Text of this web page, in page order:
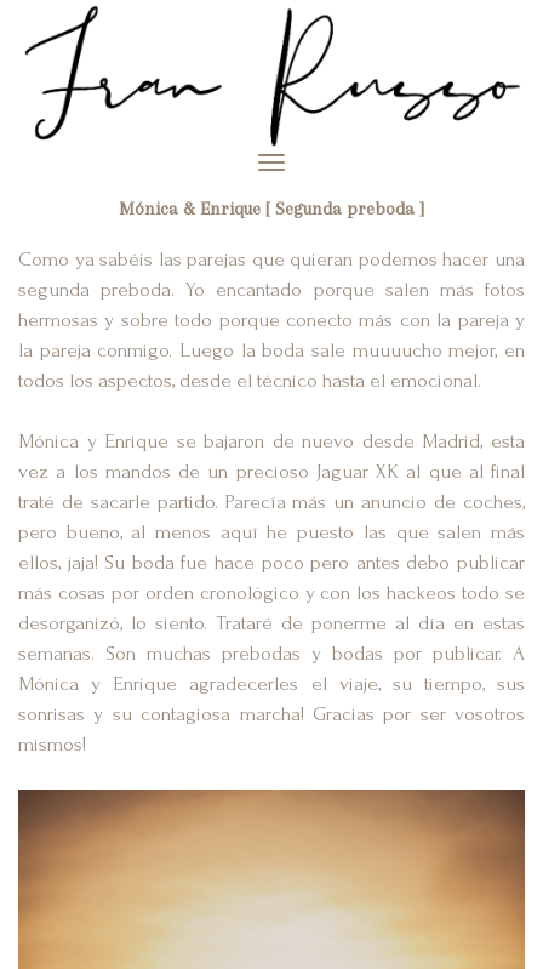
Toggle
Mónica & Enrique [ Segunda preboda ]
Como ya sabéis las parejas que quieran podemos hacer una
segunda preboda. Yo encantado porque salen más fotos
hermosas y sobre todo porque conecto más con la pareja y
la pareja conmigo. Luego la boda sale muuuucho mejor, en
todos los aspectos, desde el técnico hasta el emocional.
Mónica y Enrique se bajaron de nuevo desde Madrid, esta
vez a los mandos de un precioso Jaguar XK al que al final
traté de sacarle partido. Parecía más un anuncio de coches,
pero bueno, al menos aquí he puesto las que salen más
ellos, jaja! Su boda fue hace poco pero antes debo publicar
más cosas por orden cronológico y con los hackeos todo se
desorganizó, lo siento. Trataré de ponerme al día en estas
semanas. Son muchas prebodas y bodas por publicar. A
Mónica y Enrique agradecerles el viaje, su tiempo, sus
sonrisas y su contagiosa marcha! Gracias por ser vosotros
mismos!